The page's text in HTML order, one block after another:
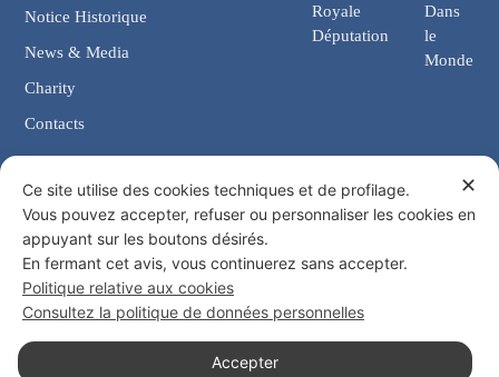
Royale
Députation
Dans
le
Monde
Notice Historique
News & Media
Charity
Contacts
Contacts
Chancellerie: Via Giosuè Carducci, 4 00187 Rome (IT)
eMail: cancelleria@ordine-costantiniano.it
Tél. +39 06 47.41.190 +39 06 48.19.401
Social
✕
Ce site utilise des cookies techniques et de profilage.
Vous pouvez accepter, refuser ou personnaliser les cookies en
appuyant sur les boutons désirés.
En fermant cet avis, vous continuerez sans accepter.
Politique relative aux cookies
Consultez la politique de données personnelles
Accepter